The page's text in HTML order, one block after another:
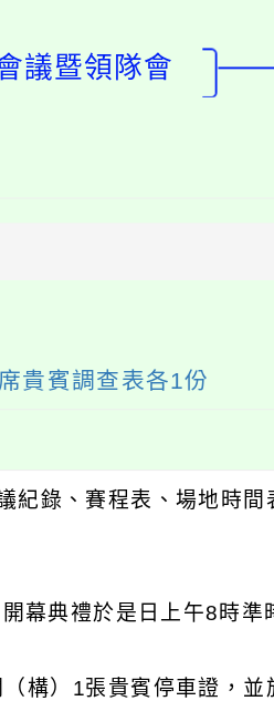
議暨領隊會
貴賓調查表各1份
紀錄、賽程表、場地時間
幕典禮於是日上午8時準
構）1張貴賓停車證，並